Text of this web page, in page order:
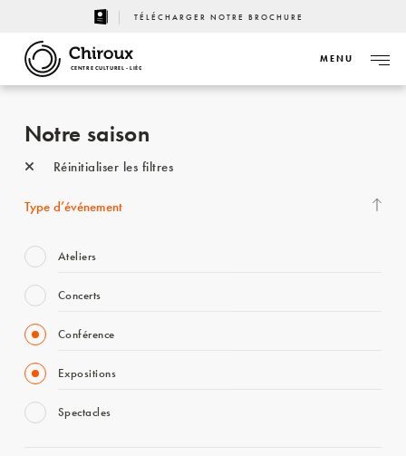
TÉLÉCHARGER NOTRE BROCHURE
CENTRE CULTUREL - LIÈGE
MENU
Notre saison
Réinitialiser les filtres
Type d’événement
Ateliers
Concerts
Conférence
Expositions
Spectacles